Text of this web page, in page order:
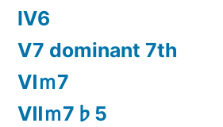
Ⅳ6
Ⅴ7 dominant 7th
Ⅵｍ7
Ⅶｍ7♭5